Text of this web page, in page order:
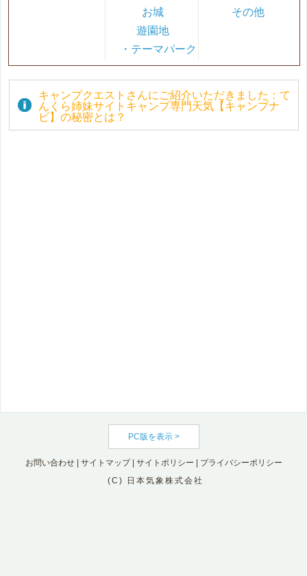
お城
遊園地
・テーマパーク
その他
キャンプクエストさんにご紹介いただきました：て
んくら姉妹サイトキャンプ専門天気【キャンプナ
ビ】の秘密とは？
PC版を表示 >
お問い合わせ| サイトマップ| サイトポリシー
プライバシーポリシー
(C) 日本気象株式会社